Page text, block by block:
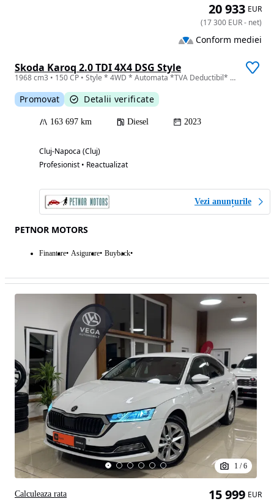
Skoda Karoq 2.0 TDI 4X4 DSG Style
1968 cm3 • 150 CP • Style * 4WD * Automata *TVA Deductibil* Android Auto*Apple CarPlay*ACC
Promovat Detalii verificate
163 697 km Diesel 2023
Cluj-Napoca (Cluj)
Profesionist • Reactualizat
Vezi anunțurile
PETNOR MOTORS
Finantare Asigurare Buyback
20 933 EUR
(17 300 EUR- net)
Conform mediei
1 /6
15 999 EUR
Calculeaza rata